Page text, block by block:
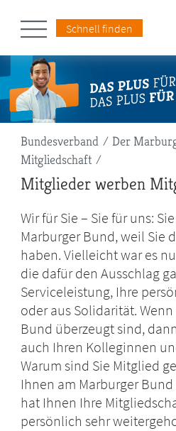
Schnell finden
Pfadnavigation
Bundesverband
Der
Mitgliedschaft
Mitglieder werben
Wir für Sie – Sie für uns:
Marburger Bund, weil Sie
haben. Vielleicht war es
die dafür den Ausschlag
Serviceleistung, Ihre
oder aus Solidarität.
Bund überzeugt sind,
auch Ihren Kolleginnen
Warum sind Sie Mitglied
Ihnen am Marburger
hat Ihnen Ihre
persönlich sehr